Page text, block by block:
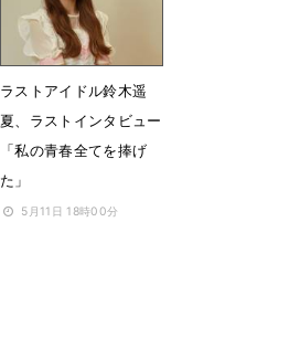
ラストアイドル鈴木遥
夏、ラストインタビュー
「私の青春全てを捧げ
た」
5月11日 18時00分